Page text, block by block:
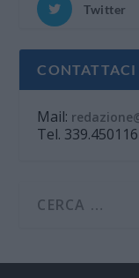
Twitter
CONTATTACI
Mail:
Tel.